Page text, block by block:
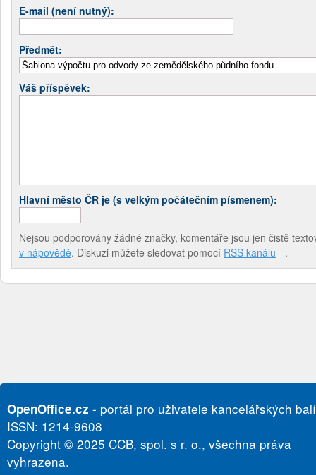
E-mail (není nutný):
Předmět:
Váš příspěvek:
Hlavní město ČR je (s velkým počátečním písmenem):
Nejsou podporovány žádné značky, komentáře jsou jen čistě
v nápovědě. Diskuzi můžete sledovat pomocí RSS kanálu .
OpenOffice.cz - portál pro uživatele kancelářských
ISSN: 1214-9608
Copyright © 2025 CCB, spol. s r. o., všechna práva
vyhrazena.